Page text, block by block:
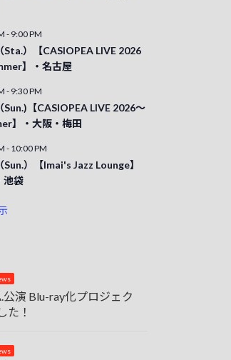
- 9:00 PM
Sta.）【CASIOPEA LIVE 2026
】・名古屋
- 9:30 PM
Sun.)【CASIOPEA LIVE 2026～
】・大阪・梅田
- 10:00 PM
Sun.）【Imai's Jazz Lounge】
池袋
公演 Blu-ray化プロジェク
た！